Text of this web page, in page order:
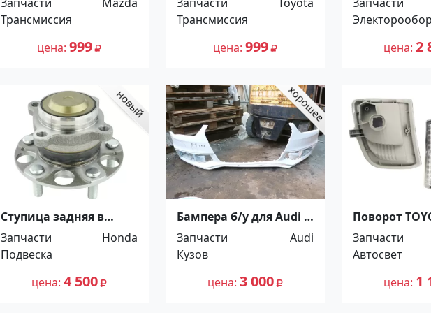
260*170*12*28.0.
5264720 Краснодар
Трансмиссия
цена 999
BU, WU, BZU, TRU, XZU
2003~, ⅝”, YAMASIDA
Трансмиссия
цена 999
T30 00-07
цена 2
Ступица задняя в
сборе HONDA ACCORD
Краснодар
Запчасти
Honda
Подвеска
цена 4 500
Бампера б/у для Audi и
Volkswagen Краснодар
Запчасти
Audi
Кузов
цена 3 000
Поворот
00-03
Запчасти
Автосвет
цена 1